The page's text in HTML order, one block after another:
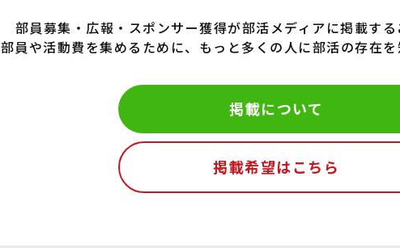
部員募集・広報・スポンサー獲得が部活メディアに掲載する
部員や活動費を集めるために、もっと多くの人に部活の存在
掲載について
掲載希望はこちら